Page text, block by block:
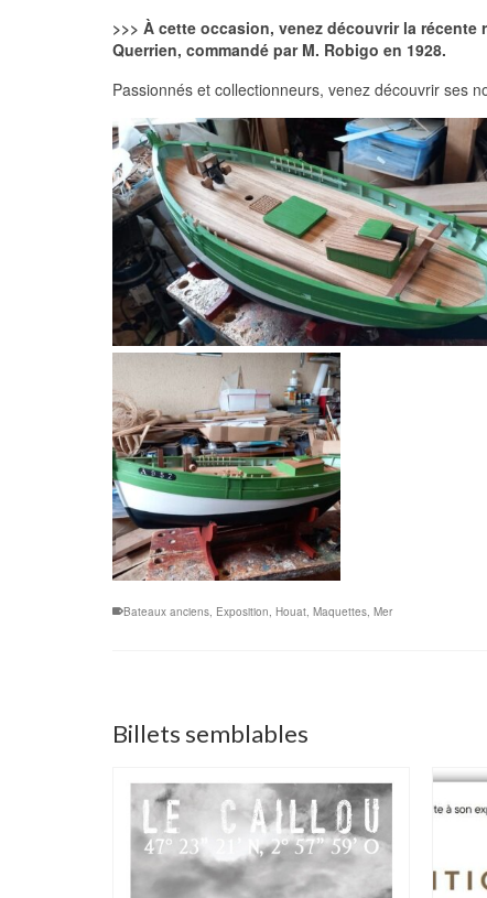
>>> À cette occasion, venez découvrir la
Querrien, commandé par M. Robigo en 1928.
Passionnés et collectionneurs, venez découvrir ses
Bateaux anciens, Exposition, Houat, Maquettes, Mer
Billets semblables